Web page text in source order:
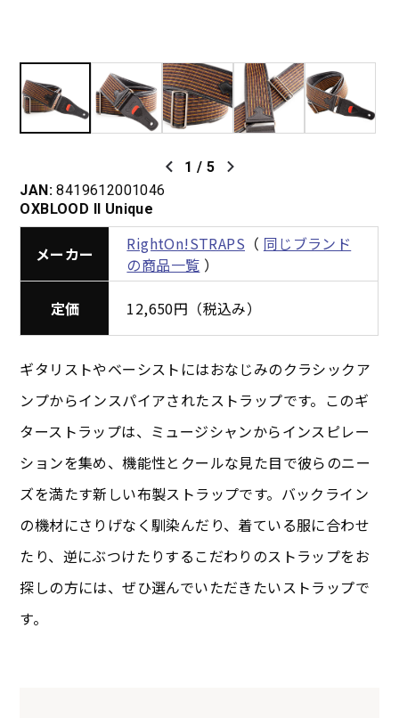
1 / 5
JAN: 8419612001046
OXBLOOD II Unique
メーカー RightOn!STRAPS （ 同じブランド
の商品一覧 ）
定価 12,650円（税込み）
ギタリストやベーシストにはおなじみのクラシックア
ンプからインスパイアされたストラップです。このギ
ターストラップは、ミュージシャンからインスピレー
ションを集め、機能性とクールな見た目で彼らのニー
ズを満たす新しい布製ストラップです。バックライン
の機材にさりげなく馴染んだり、着ている服に合わせ
たり、逆にぶつけたりするこだわりのストラップをお
探しの方には、ぜひ選んでいただきたいストラップで
す。